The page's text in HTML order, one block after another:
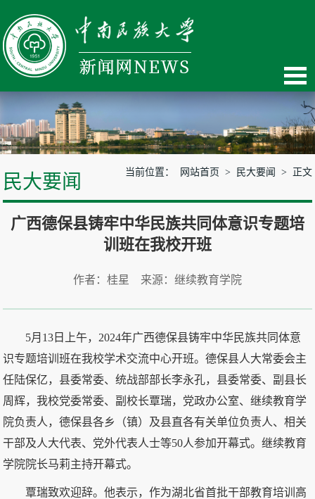
民大要闻 当前位置： 网站首页 > 民大要闻 > 正文
广西德保县铸牢中华民族共同体意识专题培
训班在我校开班
作者：桂星 来源：继续教育学院
5月13日上午，2024年广西德保县铸牢中华民族共同体意
识专题培训班在我校学术交流中心开班。德保县人大常委会主
任陆保亿，县委常委、统战部部长李永孔，县委常委、副县长
周辉，我校党委常委、副校长覃瑞，党政办公室、继续教育学
院负责人，德保县各乡（镇）及县直各有关单位负责人、相关
干部及人大代表、党外代表人士等50人参加开幕式。继续教育
学院院长马莉主持开幕式。
覃瑞致欢迎辞。他表示，作为湖北省首批干部教育培训高